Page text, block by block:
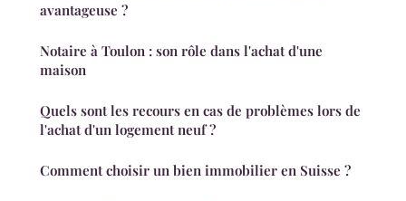
avantageuse ?
Notaire à Toulon : son rôle dans l'achat d'une
maison
Quels sont les recours en cas de problèmes lors de
l'achat d'un logement neuf ?
Comment choisir un bien immobilier en Suisse ?